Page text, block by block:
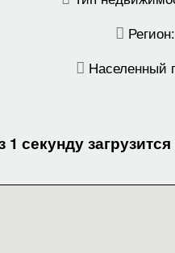
Регион:
Населенный
1 секунду